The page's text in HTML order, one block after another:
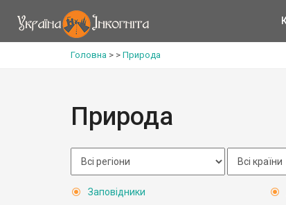
Головна > > Природа
Природа
Заповідники